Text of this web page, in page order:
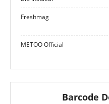
Freshmag
METOO Official
Barcode